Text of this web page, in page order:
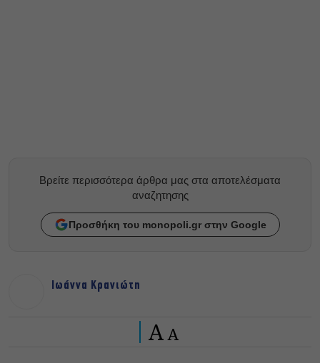
Βρείτε περισσότερα άρθρα μας στα αποτελέσματα
αναζητησης
Προσθήκη του monopoli.gr στην Google
Ιωάννα Κρανιώτη
A A